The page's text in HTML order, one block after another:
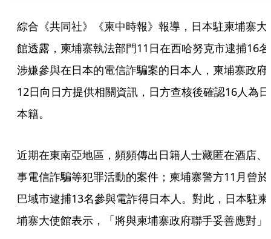
綜合《共同社》《柬中時報》報導，日本駐柬埔寨大
館透露，柬埔寨執法部門11日在西哈努克市逮捕16名
涉嫌參與在日本的電信詐騙案的日本人，柬埔寨政府
12日向日方提供相關資訊，日方查核後確認16人為日
本籍。
近期在東南亞地區，頻頻傳出日籍人士藏匿在酒店、
事電信詐騙等犯罪活動的案件；柬埔寨警方11月曾於
巴域市逮捕13名參與電詐得日本人。對此，日本駐柬
埔寨大使館表示，「將與柬埔寨政府聯手妥善應對」